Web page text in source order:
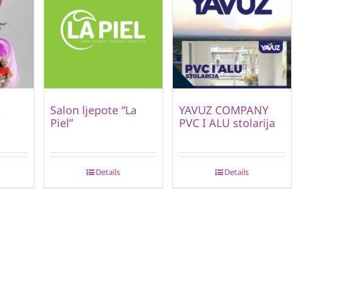
Salon ljepote “La
Piel”
Details
YAVUZ COMPANY
PVC I ALU stolarija
Details